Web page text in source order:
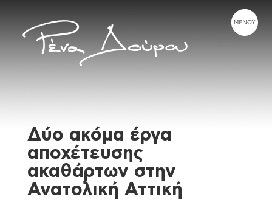
Δύο ακόμα έργα
αποχέτευσης
ακαθάρτων στην
Ανατολική Αττική